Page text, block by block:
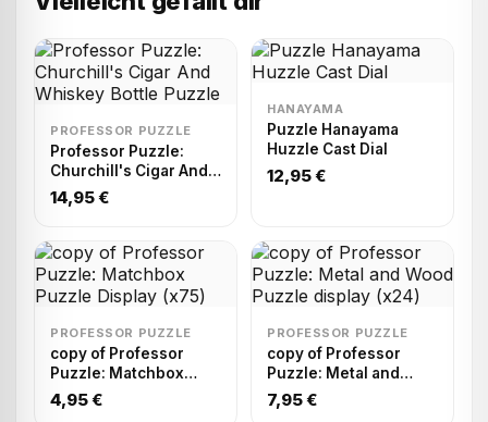
PROFESSOR PUZZLE
Professor Puzzle:
Churchill's Cigar And
Whiskey Bottle Puzzle
14,95 €
HANAYAMA
Puzzle Hanayama
Huzzle Cast Dial
12,95 €
PROFESSOR PUZZLE
copy of Professor
Puzzle: Matchbox
Puzzle Display (x75)
4,95 €
PROFESSOR PUZZLE
copy of Professor
Puzzle: Metal and
Wood Puzzle display
(x24)
7,95 €